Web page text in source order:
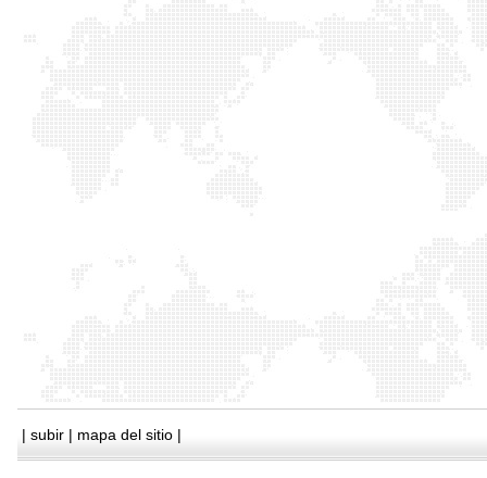
| subir | mapa del sitio |